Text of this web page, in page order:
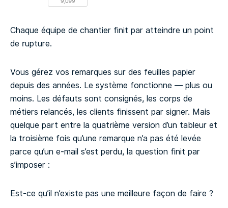
Chaque équipe de chantier finit par atteindre un point
de rupture.
Vous gérez vos remarques sur des feuilles papier
depuis des années. Le système fonctionne — plus ou
moins. Les défauts sont consignés, les corps de
métiers relancés, les clients finissent par signer. Mais
quelque part entre la quatrième version d’un tableur et
la troisième fois qu’une remarque n’a pas été levée
parce qu’un e-mail s’est perdu, la question finit par
s’imposer :
Est-ce qu’il n’existe pas une meilleure façon de faire ?